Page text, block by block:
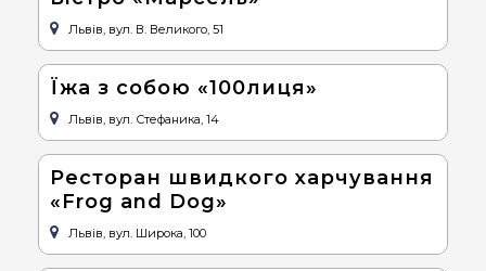
Львів, вул. В. Великого, 51
Їжа з собою «100лиця»
Львів, вул. Стефаника, 14
Ресторан швидкого харчування
«Frog and Dog»
Львів, вул. Широка, 100